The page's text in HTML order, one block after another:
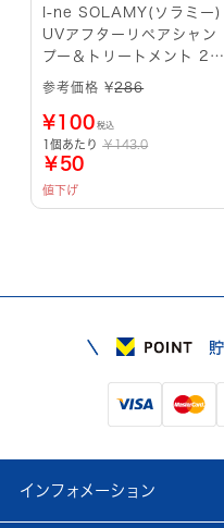
I-ne SOLAMY(ソラミー)
UVアフターリペアシャン
プー＆トリートメント 2連
サシェ
参考価格 ¥286
¥100 税込
1個あたり￥143.0
￥50
値下げ
インフォメーション